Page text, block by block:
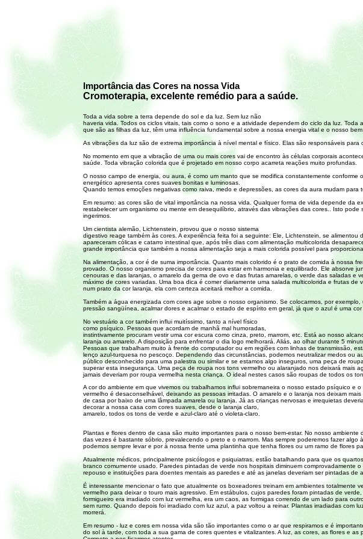
Importância das Cores na nossa Vida
Cromoterapia, excelente remédio para a saúde.
Toda a vida sobre a terra depende do sol e da luz. Sem luz não
haveria vida. Todos os ciclos vitais, tais como o sono e a atividade dependem do ciclo da luz.
que são as filhas da luz, têm uma influência fundamental sobre a nossa energia vital e o nosso
As vibrações da luz são de extrema importância à nível mental e físico. Elas são responsáveis
No momento em que a vibração de uma ou mais cores vai de encontro às células corporais
saúde. Toda vibração colorida que é projetado em nosso corpo acarreta reações muito profundas.
O nosso campo de energia, ou aura, é como um manto que se modifica constantemente
energético apresenta cores suaves bonitas e luminosas.
Quando temos emoções negativas como raiva, medo e depressões, as cores da aura mudam
Em resumo: as cores são de vital importância na nossa vida. Qualquer forma de vida depende da
restabelecer um organismo ou mente em desequilíbrio, através das vibrações das cores.. Isto
ingerimos.
Um cientista alemão, Lichtenstein, provou que o nosso sistema
digestivo reage também às cores. A experiência feita foi a seguinte: Ele, Lichtenstein, se
apareceram cólicas e catarro intestinal que, após três dias com alimentação multicolorida
grande importância que também a nossa alimentação seja a mais colorida possível para
Na alimentação, a cor é de suma importância. Quanto mais colorido é o prato de comida à nossa
provado. O nosso organismo precisa de cores para estar em harmonia e equilibrado. Ele absorve
cenouras e das laranjas, o amarelo da gema de ovo e das frutas amarelas, o verde das saladas
máximo de cores variadas. Uma boa dica é comer diariamente uma salada multicolorida e frutas
num prato da cor laranja, ela com certeza aceitará melhor a comida.
Também a água energizada com cores age sobre o nosso organismo. Se colocarmos, por
pressão sangüínea, acalmar dores e acalmar o estado de espírito em geral, já que o azul é uma cor
No vestuário a cor também influi muitíssimo, tanto a nível físico
como psíquico. Pessoas que acordam de manhã mal humoradas,
instintivamente procuram vestir uma cor escura como cinza, preto, marrom, etc. Está ao nosso
laranja ou amarelo. A disposição para enfrentar o dia logo melhorará. Aliás, ao olhar durante 5
Pessoas que trabalham muito à frente do computador ou em regiões com linhas de transmissão,
lenço azul-turquesa no pescoço. Dependendo das circunstâncias, podemos neutralizar medos
público desconhecido para uma palestra ou similar e se estamos algo inseguros, uma peça de
superar esta insegurança. Uma peça de roupa nos tons vermelho ou alaranjado nos deixará mais
jamais deveriam por roupa vermelha nesta criança. O ideal nestes casos são roupas de todos os
A cor do ambiente em que vivemos ou trabalhamos influi sobremaneira o nosso estado psíquico e
vermelho é desaconselhável, deixando as pessoas irritadas. O amarelo e o laranja nos deixam
de casa por baixo de uma lâmpada amarela ou laranja. Já as crianças nervosas e irrequietas
decorar a nossa casa com cores suaves, desde o laranja claro,
amarelo, todos os tons de verde e azul-claro até o violeta-claro.
Plantas e flores dentro de casa são muito importantes para o nosso bem-estar. No nosso
das vezes é bastante sóbrio, prevalecendo o preto e o marrom. Mas sempre poderemos fazer
podemos sempre levar e por à nossa frente uma plantinha que tenha flores ou um ramo de flores
Atualmente médicos, principalmente psicólogos e psiquiatras, estão batalhando para que os
branco comumente usado. Paredes pintadas de verde nos hospitais diminuem
repouso e instituições para doentes mentais as paredes e até as janelas deveriam ser pintadas de
É interessante mencionar o fato que atualmente os boxeadores treinam em ambientes
vermelho para deixar o touro mais agressivo. Em estábulos, cujos paredes foram pintadas de
formigueiro era irradiado com luz vermelha, era um caos, as formigas correndo de um lado para
sem rumo. Quando depois foi irradiado com luz azul, a paz voltou a reinar. Plantas irradiadas com
morrerá.
Em resumo - luz e cores em nossa vida são tão importantes como o ar que respiramos e é
do sol à tarde, com toda a sua gama de cores quentes e vitalizantes. A luz, as cores, as flores e